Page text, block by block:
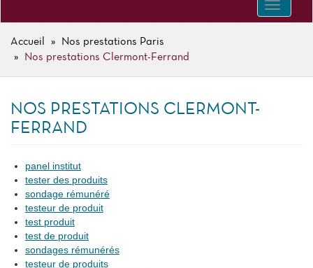
Toggle
FIL
D'ARIANE
Accueil
Nos prestations Paris
Nos prestations Clermont-Ferrand
NOS PRESTATIONS CLERMONT-
FERRAND
panel institut
tester des produits
sondage rémunéré
testeur de produit
test produit
test de produit
sondages rémunérés
testeur de produits